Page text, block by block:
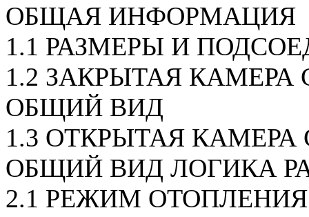
ОБЩАЯ ИНФОРМАЦИЯ
1.1 РАЗМЕРЫ И
1.2 ЗАКРЫТАЯ КАМЕРА
ОБЩИЙ ВИД
1.3 ОТКРЫТАЯ КАМЕРА
ОБЩИЙ ВИД ЛОГИКА
2.1 РЕЖИМ ОТОПЛЕНИЯ